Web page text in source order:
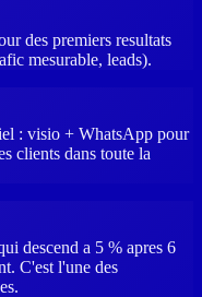
des premiers resultats
mesurable, leads).
: visio + WhatsApp pour
clients dans toute la
descend a 5 % apres 6
C'est l'une des